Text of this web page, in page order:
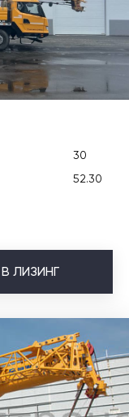
30
52.30
В ЛИЗИНГ